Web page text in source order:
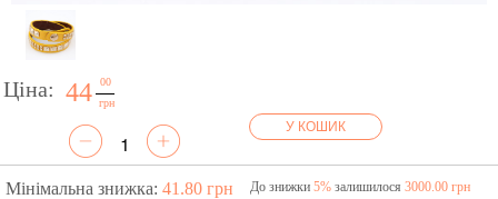
Ціна: 44
00
грн
У КОШИК
Мінімальна знижка: 41.80 грн До знижки 5%залишилося 3000.00 грн